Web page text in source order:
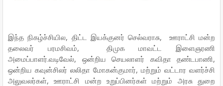
இந்த நிகழ்ச்சியில, திட்ட இயக்குனர் செல்வராசு, ஊராட்சி மன்ற
தலைவர் பரமசிவம், திமுக மாவட்ட இளைஞரணி
அமைப்பாளர்.வடிவேல், ஒன்றிய செயலாளர் கவிதா தண்டபாணி,
ஒன்றிய கவுன்சிலர் லலிதா மோகன்குமார், மற்றும் வட்டார வளர்ச்சி
அலுவலர்கள், ஊராட்சி மன்ற உறுப்பினர்கள் மற்றும் அரசு துறை